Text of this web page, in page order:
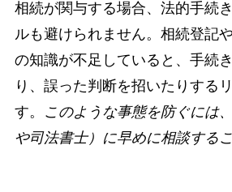
相続が関与する場合、法的手続
ルも避けられません。相続登記
の知識が不足していると、手続
り、誤った判断を招いたりする
す。
このような事態を防ぐには
や司法書士）に早めに相談する